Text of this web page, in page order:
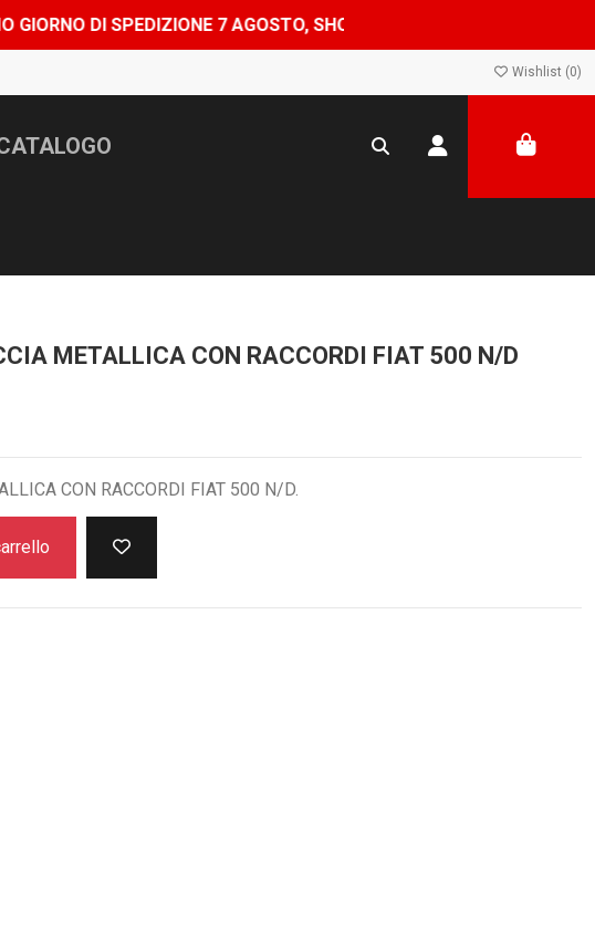
DI SPEDIZIONE 7 AGOSTO, SHOP CHIUSO DAL 8 AL 24 AGOSTO —
Wishlist (0)
METALLICA CON RACCORDI FIAT 500 N/D
CON RACCORDI FIAT 500 N/D.